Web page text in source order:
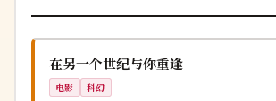
美国
在另一个世纪与你重逢
电影 科幻